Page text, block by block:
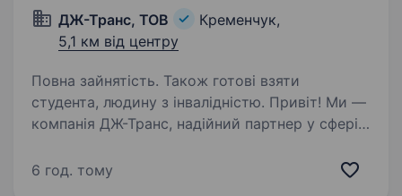
ДЖ-Транс, ТОВ
Кременчук,
5,1 км від центру
Повна зайнятість. Також готові взяти
студента, людину з інвалідністю. Привіт! Ми —
компанія ДЖ-Транс, надійний партнер у сфері
ти шукаєш стабільну роботу з можливістю
6 год. тому